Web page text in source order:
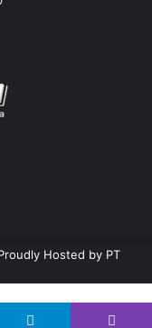
Hosted by PT